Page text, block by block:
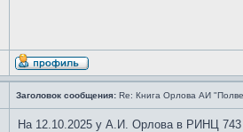
Заголовок сообщения: Re: Книга Орлова АИ
На 12.10.2025 у А.И. Орлова в РИНЦ 743